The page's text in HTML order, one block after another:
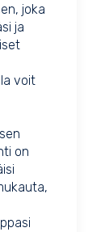
joka
ja
voit
on